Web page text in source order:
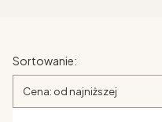
Lista
Sortowanie:
Cena: od najniższej